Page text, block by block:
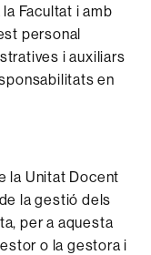
Facultat i amb
personal
iauxiliars
en
la Unitat Docent
de lagestió dels
per a aquesta
o la gestora i